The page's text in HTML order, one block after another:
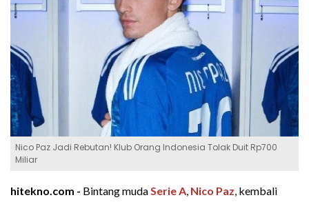
Nico Paz Jadi Rebutan! Klub Orang Indonesia Tolak Duit Rp700
Miliar
hitekno.com - Bintang mudaSerie A, Nico Paz, kembali